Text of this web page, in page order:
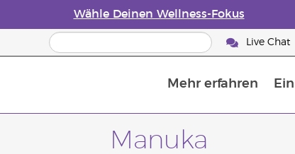
Wähle Deinen Wellness-Fokus
Live Chat
Mehr erfahren
Manuka